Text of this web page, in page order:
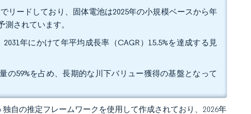
リードしており、固体電池は2025年の小規模ベースから年
されています。
年にかけて年平均成長率（CAGR）15.5%を達成する見
59%を占め、長期的な川下バリュー獲得の基盤となって
自の推定フレームワークを使用して作成されており、2026年